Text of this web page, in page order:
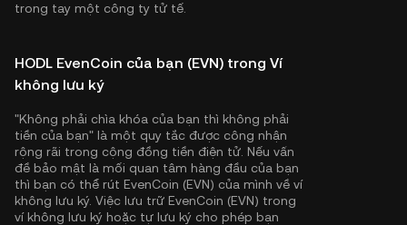
trong tay một công ty tử tế.
HODL EvenCoin của bạn (EVN) trong Ví
không lưu ký
"Không phải chìa khóa của bạn thì không phải
tiền của bạn" là một quy tắc được công nhận
rộng rãi trong cộng đồng tiền điện tử. Nếu vấn
đề bảo mật là mối quan tâm hàng đầu của bạn
thì bạn có thể rút EvenCoin (EVN) của mình về ví
không lưu ký. Việc lưu trữ EvenCoin (EVN) trong
ví không lưu ký hoặc tự lưu ký cho phép bạn